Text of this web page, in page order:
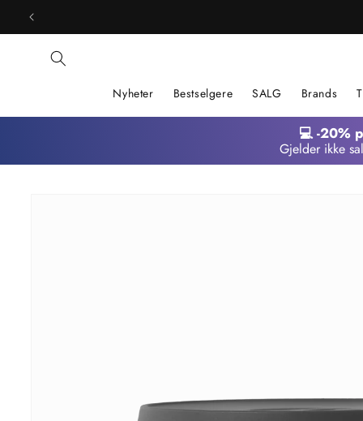
videre til
innholdet
Nyheter Bestselgere SALG Brands
💻 -20%
Gjelder ikke